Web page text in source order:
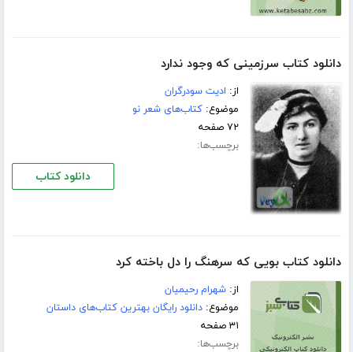
دانلود کتاب سرزمینی که وجود ندارد
از: ادیت سودرگران
موضوع:کتاب‌های شعر نو
۷۲ صفحه
برچسب‌ها:
دانلود کتاب
دانلود کتاب بویی که سرهنگ را دل باخته کرد
از:شهرام رحیمیان
موضوع:دانلود رایگان بهترین کتاب‌های داستان
۳۱ صفحه
برچسب‌ها: